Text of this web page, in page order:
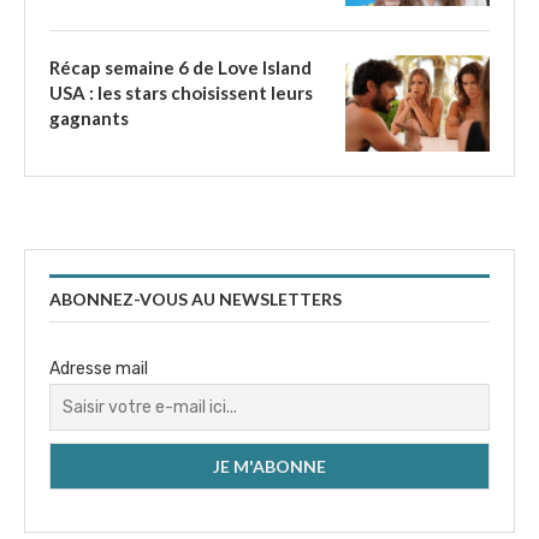
Récap semaine 6 de Love Island
USA : les stars choisissent leurs
gagnants
ABONNEZ-VOUS AU NEWSLETTERS
Adresse mail